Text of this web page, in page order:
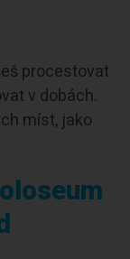
procestovat
v dobách.
míst, jako